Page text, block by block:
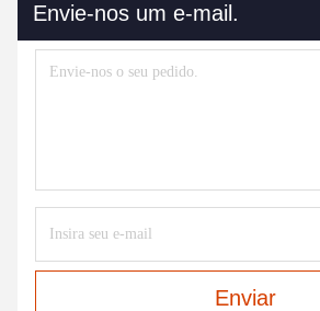
Envie-nos um e-mail.
Enviar